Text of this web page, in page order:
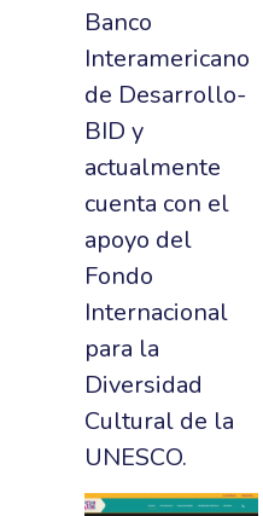
Banco
Interamericano
de Desarrollo-
BID y
actualmente
cuenta con el
apoyo del
Fondo
Internacional
para la
Diversidad
Cultural de la
UNESCO.